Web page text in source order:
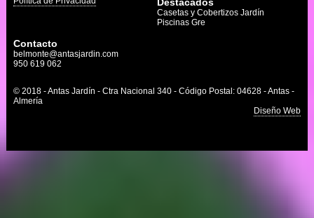
Casetas y Cobertizos Jardín
Piscinas Gre
Contacto
belmonte@antasjardin.com
950 619 062
© 2018 - Antas Jardín - Ctra Nacional 340 - Código Postal: 04628 - Antas -
Almería
Diseño Web